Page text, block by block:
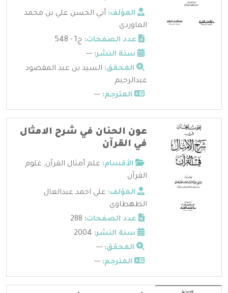
المؤلف: أبي الحسن علي بن محمد
الماوردي
عدد الصفحات: ج1 - 548
سنة النشر: ---
المحقق: السيد بن عبد المقصود
عبدالرحيم
المترجم: ---
عون الحنان في شرح الامثال
في القرآن
الأقسام: علم أمثال القرآن, علوم
القرآن
المؤلف: علي احمد عبدالعال
الطهطاوي
عدد الصفحات:
سنة النشر:
المحقق: ---
المترجم: ---